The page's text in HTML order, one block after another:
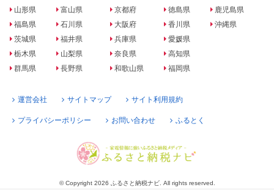
山形県
福島県
茨城県
栃木県
群馬県
富山県
石川県
福井県
山梨県
長野県
京都府
大阪府
兵庫県
奈良県
和歌山県
徳島県
香川県
愛媛県
高知県
福岡県
鹿児島県
沖縄県
運営会社 サイトマップ サイト利用規約
プライバシーポリシー お問い合わせ ふるとく
© Copyright 2026 ふるさと納税ナビ. All rights reserved.